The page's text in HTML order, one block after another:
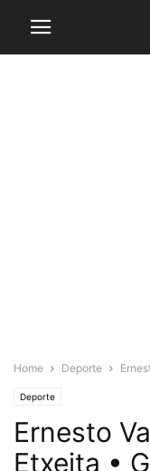
Home Deporte
Deporte
Ernesto
Etxeita •